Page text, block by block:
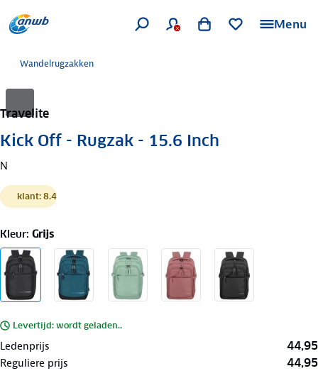
Menu
Wandelrugzakken
Travelite
Kick Off - Rugzak - 15.6 Inch
N
klant: 8.4
Kleur: Grijs
Levertijd: wordt geladen..
Ledenprijs 44,95
Reguliere prijs 44,95